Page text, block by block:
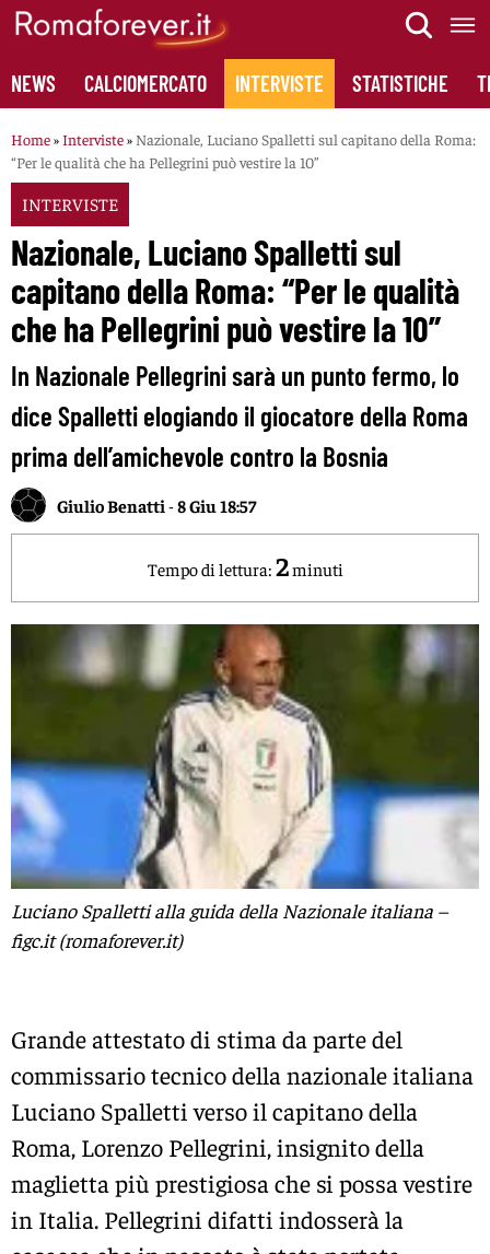
Skip
content
NEWS CALCIOMERCATO INTERVISTE STATISTICHE
Home»Interviste» Nazionale, Luciano Spalletti sul capitano della Roma:
“Per le qualità che ha Pellegrini può vestire la 10”
INTERVISTE
Nazionale, Luciano Spalletti sul
capitano della Roma: “Per le qualità
che ha Pellegrini può vestire la 10”
In Nazionale Pellegrini sarà un punto fermo, lo
dice Spalletti elogiando il giocatore della Roma
prima dell’amichevole contro la Bosnia
Giulio Benatti -8 Giu 18:57
Tempo di lettura: 2minuti
Luciano Spalletti alla guida della Nazionale italiana –
figc.it (romaforever.it)
Grande attestato di stima da parte del
commissario tecnico della nazionale italiana
Luciano Spalletti verso il capitano della
Roma, Lorenzo Pellegrini, insignito della
maglietta più prestigiosa che si possa vestire
in Italia. Pellegrini difatti indosserà la